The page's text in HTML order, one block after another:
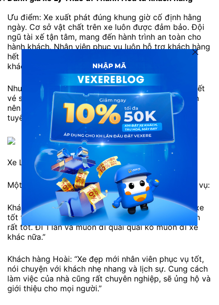
Ưu điểm: Xe xuất phát đúng khung giờ cố định hằng
ngày. Cơ sở vật chất trên xe luôn được đảm bảo. Đội
ngũ tài xế tận tâm, mang đến hành trình an toàn cho
hành khách. Nhân viên phục vụ luôn hỗ trợ khách hàng
hết mình, chu đáo, luôn giải đáp các thắc mắc của
khách hàng tận tình.
Nhược điểm: Số lượng khách đi đông nên thường hết
vé sớm vào các ngày cuối tuần hoặc cao điểm. Bạn
nên liên hệ tổng đài 1900888684 hoặc đặt vé trực
tuyến trước để tránh hết vé.
Xe Lý Thảo đi Thanh Hóa
Một số đánh giá từ khách hàng đã trải nghiệm dịch vụ:
Khách hàng A.Nhiên: “Chất lượng phục vụ của nhà xe
tốt từ chủ xe tới nhân viên. Tạo thiện cảm với khách
rất tốt. Đi 1 lần và muốn đi quài quài ko muốn đi xe
khác nữa.”
Khách hàng Hoài: “Xe đẹp mới nhân viên phục vụ tốt,
nói chuyện với khách nhẹ nhang và lịch sự. Cung cách
làm việc của nhà cũng rất chuyên nghiệp, sẽ ủng hộ và
giới thiệu cho mọi người.”